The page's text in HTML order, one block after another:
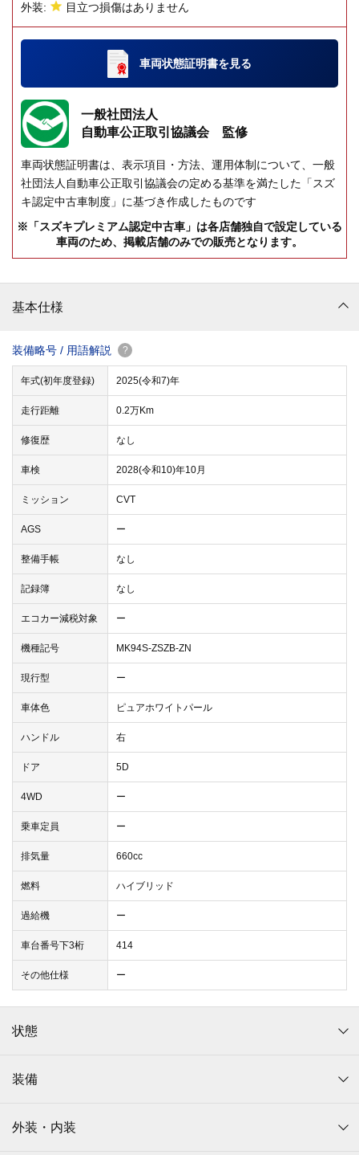
外装:
目立つ損傷はありません
車両状態証明書を見る
一般社団法人
自動車公正取引協議会 監修
車両状態証明書は、表示項目・方法、運用体制について、一般
社団法人自動車公正取引協議会の定める基準を満たした「スズ
キ認定中古車制度」に基づき作成したものです
※「スズキプレミアム認定中古車」は各店舗独自で設定している
車両のため、掲載店舗のみでの販売となります。
基本仕様
装備略号 / 用語解説 ?
年式(初年度登録) 2025(令和7)年
走行距離 0.2万Km
修復歴 なし
車検 2028(令和10)年10月
ミッション CVT
AGS ー
整備手帳 なし
記録簿 なし
エコカー減税対象 ー
機種記号 MK94S-ZSZB-ZN
現行型 ー
車体色 ピュアホワイトパール
ハンドル 右
ドア 5D
4WD ー
乗車定員 ー
排気量 660cc
燃料 ハイブリッド
過給機 ー
車台番号下3桁 414
その他仕様 ー
状態
装備
外装・内装